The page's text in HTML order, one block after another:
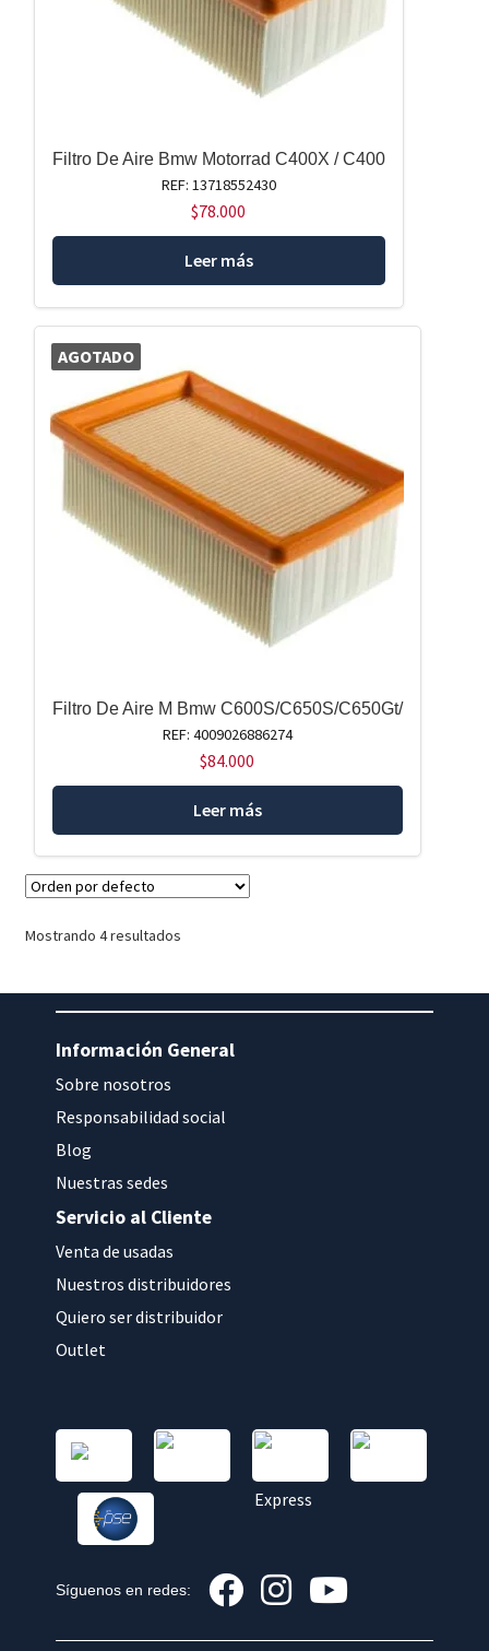
Filtro De Aire Bmw Motorrad C400X / C400
REF: 13718552430
$78.000
Leer más
AGOTADO
Filtro De Aire M Bmw C600S/C650S/C650Gt/
REF: 4009026886274
$84.000
Leer más
Mostrando 4 resultados
Información General
Sobre nosotros
Responsabilidad social
Blog
Nuestras sedes
Servicio al Cliente
Venta de usadas
Nuestros distribuidores
Quiero ser distribuidor
Outlet
Síguenos en redes: